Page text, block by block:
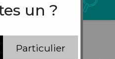
un ?
Particulier